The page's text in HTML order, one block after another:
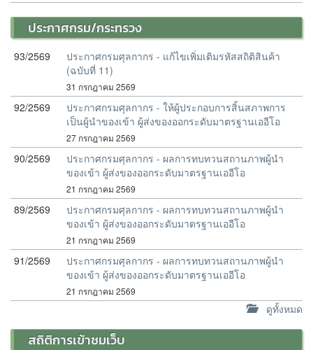
ประกาศกรม/กระทรวง
93/2569
ประกาศกรมศุลกากร - แก้ไขเพิ่มเติมรหัสสถิติสินค้า
(ฉบับที่ 11)
31 กรกฎาคม 2569
92/2569
ประกาศกรมศุลกากร - ให้ผู้ประกอบการสิ้นสภาพการ
เป็นผู้นำของเข้า ผู้ส่งของออกระดับมาตรฐานเออีโอ
27 กรกฎาคม 2569
90/2569
ประกาศกรมศุลกากร - ผลการทบทวนสถานภาพผู้นำ
ของเข้า ผู้ส่งของออกระดับมาตรฐานเออีโอ
21 กรกฎาคม 2569
89/2569
ประกาศกรมศุลกากร - ผลการทบทวนสถานภาพผู้นำ
ของเข้า ผู้ส่งของออกระดับมาตรฐานเออีโอ
21 กรกฎาคม 2569
91/2569
ประกาศกรมศุลกากร - ผลการทบทวนสถานภาพผู้นำ
ของเข้า ผู้ส่งของออกระดับมาตรฐานเออีโอ
21 กรกฎาคม 2569
ดูทั้งหมด
สถิติการเข้าชมเว็บ